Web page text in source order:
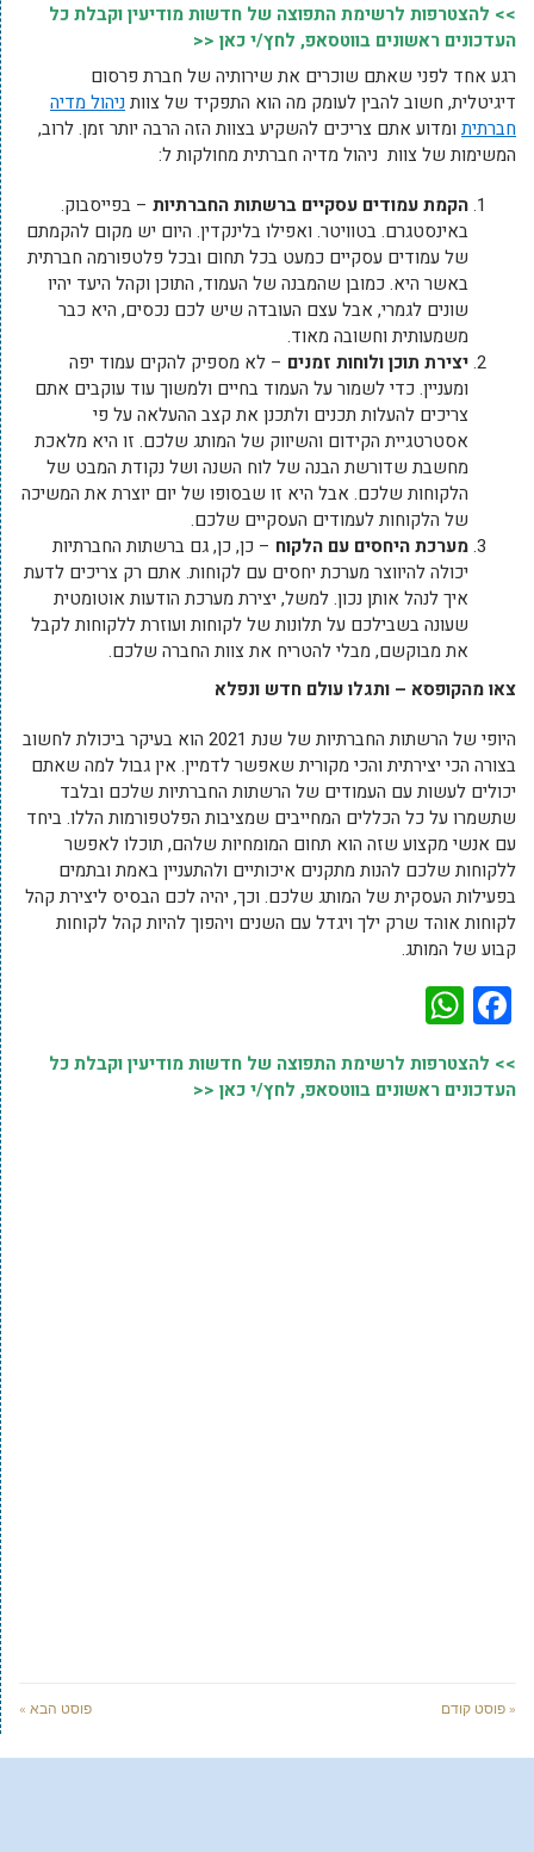
>> להצטרפות לרשימת התפוצה של חדשות מודיעין וקבלת כל
העדכונים ראשונים בווטסאפ, לחץ/י כאן <<
רגע אחד לפני שאתם שוכרים את שירותיה של חברת פרסום
דיגיטלית, חשוב להבין לעומק מה הוא התפקיד של צוותניהול מדיה
חברתית ומדוע אתם צריכים להשקיע בצוות הזה הרבה יותר זמן. לרוב,
המשימות של צוות ניהול מדיה חברתית מחולקות ל:
הקמת עמודים עסקיים ברשתות החברתיות – בפייסבוק.
באינסטגרם. בטוויטר. ואפילו בלינקדין. היום יש מקום להקמתם
של עמודים עסקיים כמעט בכל תחום ובכל פלטפורמה חברתית
באשר היא. כמובן שהמבנה של העמוד, התוכן וקהל היעד יהיו
שונים לגמרי, אבל עצם העובדה שיש לכם נכסים, היא כבר
משמעותית וחשובה מאוד.
יצירת תוכן ולוחות זמנים – לא מספיק להקים עמוד יפה
ומעניין. כדי לשמור על העמוד בחיים ולמשוך עוד עוקבים אתם
צריכים להעלות תכנים ולתכנן את קצב ההעלאה על פי
אסטרטגיית הקידום והשיווק של המותג שלכם. זו היא מלאכת
מחשבת שדורשת הבנה של לוח השנה ושל נקודת המבט של
הלקוחות שלכם. אבל היא זו שבסופו של יום יוצרת את המשיכה
של הלקוחות לעמודים העסקיים שלכם.
מערכת היחסים עם הלקוח – כן, כן, גם ברשתות החברתיות
יכולה להיווצר מערכת יחסים עם לקוחות. אתם רק צריכים לדעת
איך לנהל אותן נכון. למשל, יצירת מערכת הודעות אוטומטית
שעונה בשבילכם על תלונות של לקוחות ועוזרת ללקוחות לקבל
את מבוקשם, מבלי להטריח את צוות החברה שלכם.
צאו מהקופסא – ותגלו עולם חדש ונפלא
היופי של הרשתות החברתיות של שנת 2021 הוא בעיקר ביכולת לחשוב
בצורה הכי יצירתית והכי מקורית שאפשר לדמיין. אין גבול למה שאתם
יכולים לעשות עם העמודים של הרשתות החברתיות שלכם ובלבד
שתשמרו על כל הכללים המחייבים שמציבות הפלטפורמות הללו. ביחד
עם אנשי מקצוע שזה הוא תחום המומחיות שלהם, תוכלו לאפשר
ללקוחות שלכם להנות מתקנים איכותיים ולהתעניין באמת ובתמים
בפעילות העסקית של המותג שלכם. וכך, יהיה לכם הבסיס ליצירת קהל
לקוחות אוהד שרק ילך ויגדל עם השנים ויהפוך להיות קהל לקוחות
קבוע של המותג.
Facebook
>> להצטרפות לרשימת התפוצה של חדשות מודיעין וקבלת כל
העדכונים ראשונים בווטסאפ, לחץ/י כאן <<
« פוסט קודם פוסט הבא »